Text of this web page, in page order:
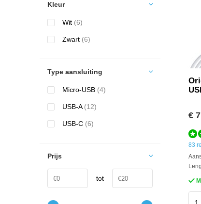
€
83
Kleur
Wit (6)
Zwart (6)
Type aansluiting
Micro-USB (4)
USB-A (12)
USB-C (6)
Prijs
tot